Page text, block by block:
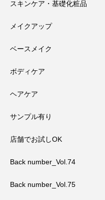
スキンケア・基礎化粧品
メイクアップ
ベースメイク
ボディケア
ヘアケア
サンプル有り
店舗でお試しOK
Back number_Vol.74
Back number_Vol.75